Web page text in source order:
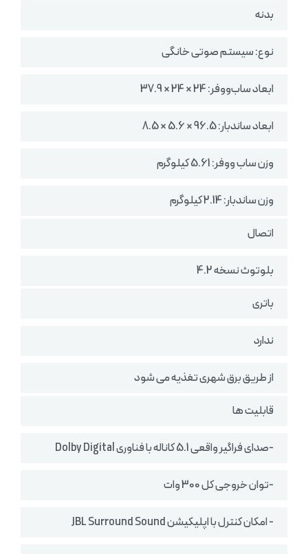
بدنه
نوع: سیستم صوتی خانگی
ابعاد ساب‌ووفر: 24 × 24 × 37.9
ابعاد ساندبار: 96.5 × 5.6 × 8.5
وزن ساب ووفر: ‎5.61 کیلوگرم
وزن ساندبار: ‎2.14 کیلوگرم
اتصال
بلوتوث نسخه 4.2
باتری
ندارد
از طریق برق شهری تغذیه می شود
قابلیت ها
-صدای فراگیر واقعی 5.1 کاناله با فناوری Dolby Digital
-توان خروجی کل 300 وات
- امکان کنترل با اپلیکیشن JBL Surround Sound